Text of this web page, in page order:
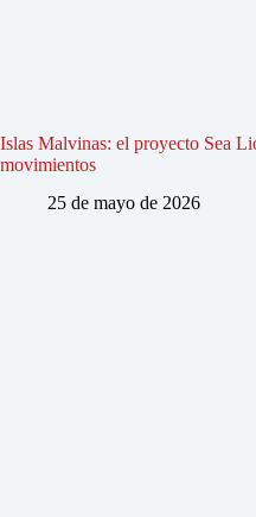
Islas Malvinas: el proyecto Sea
movimientos
25 de mayo de 2026